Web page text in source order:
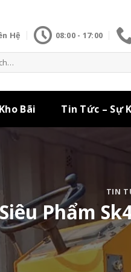
Hệ 08:00 - 17:00
Kho Bãi Tin Tức – Sự
TIN
Phẩm